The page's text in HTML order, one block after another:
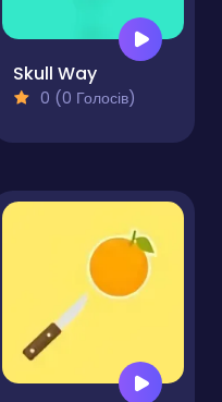
Skull Way
0 (0 Голосів)